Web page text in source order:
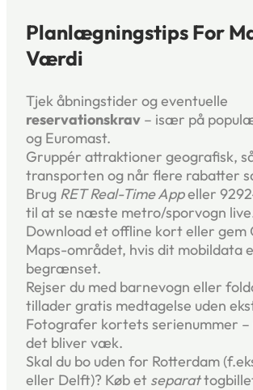
Planlægningstips For
Værdi
Tjek åbningstider og eventuelle
reservationskrav – især på
og Euromast.
Gruppér attraktioner geografisk,
transporten og når flere rabatter
Brug RET Real-Time Appeller
til at se næste metro/sporvogn
Download et offline kort eller gem
Maps-området, hvis dit mobildata
begrænset.
Rejser du med barnevogn eller
tillader gratis medtagelse uden
Fotografer kortets serienummer –
det bliver væk.
Skal du bo uden for Rotterdam
eller Delft)? Køb et separat